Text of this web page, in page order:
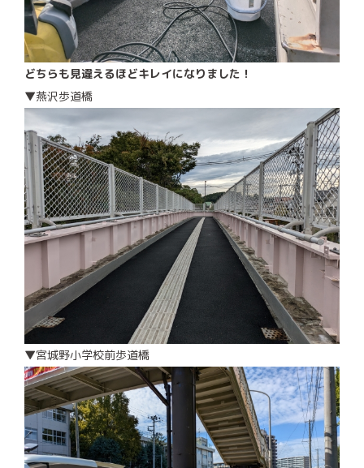
どちらも見違えるほどキレイになりました！
▼燕沢歩道橋
▼宮城野小学校前歩道橋